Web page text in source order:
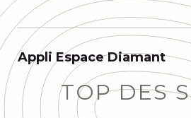
Appli Espace Diamant
TOP DES